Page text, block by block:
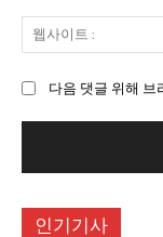
다음 댓글 위해 브
인기기사